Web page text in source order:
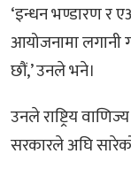
‘इन्धन भण्डारण र
आयोजनामा लगानी
छौं,’ उनले भने।
उनले राष्ट्रिय
सरकारले अघि